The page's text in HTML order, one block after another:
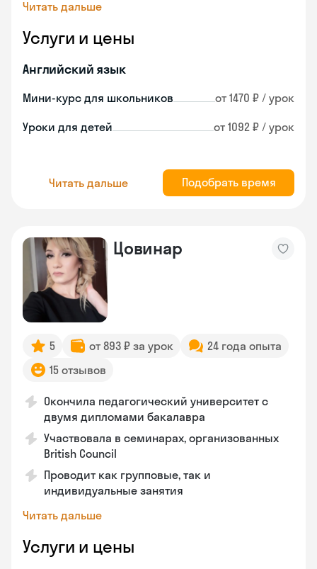
Читать дальше
Услуги и цены
Английский язык
Мини-курс для школьников от 1470 ₽ / урок
Уроки для детей от 1092 ₽ / урок
Читать дальше Подобрать время
Цовинар
5 от 893 ₽ за урок
24 года опыта
15 отзывов
Окончила педагогический университет с
двумя дипломами бакалавра
Участвовала в семинарах, организованных
British Council
Проводит как групповые, так и
индивидуальные занятия
Читать дальше
Услуги и цены